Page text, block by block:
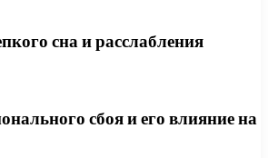
сна и расслабления
сбоя и его влияние на